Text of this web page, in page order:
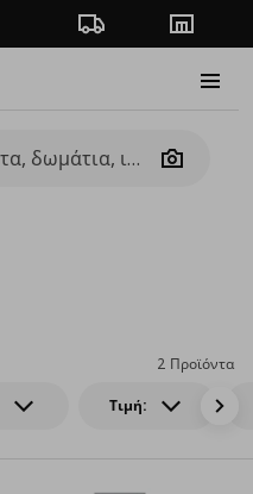
Πορεία παραγγελίας
Camera
Τιμή:
2 Προϊόντα